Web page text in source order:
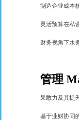
制造企业成本
灵活预算在私
财务视角下水
管理
果敢力及其提
基于业财协同